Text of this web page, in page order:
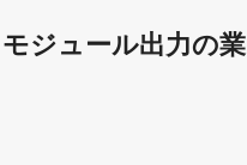
ジュール出力の業